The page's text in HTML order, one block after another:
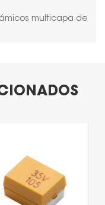
multicapa de